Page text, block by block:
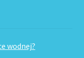
wodnej?